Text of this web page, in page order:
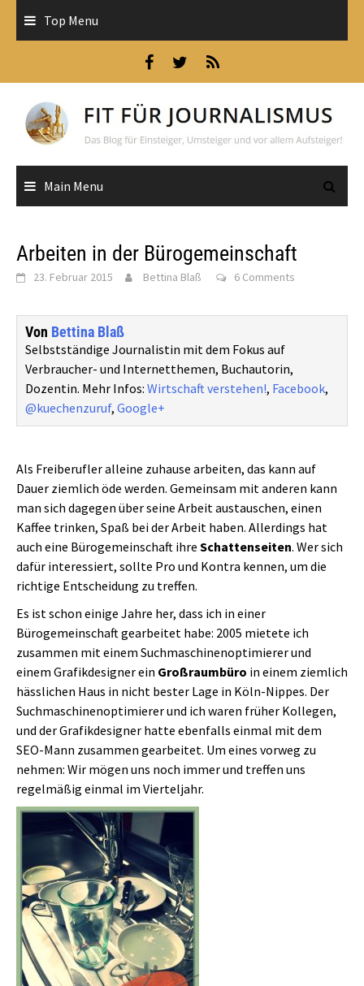
Top Menu
Main Menu
Arbeiten in der Bürogemeinschaft
23. Februar 2015 Bettina Blaß 6 Comments
Von Bettina Blaß
Selbstständige Journalistin mit dem Fokus auf
Verbraucher- und Internetthemen, Buchautorin,
Dozentin. Mehr Infos: Wirtschaft verstehen!, Facebook,
@kuechenzuruf, Google+
Als Freiberufler alleine zuhause arbeiten, das kann auf
Dauer ziemlich öde werden. Gemeinsam mit anderen kann
man sich dagegen über seine Arbeit austauschen, einen
Kaffee trinken, Spaß bei der Arbeit haben. Allerdings hat
auch eine Bürogemeinschaft ihre Schattenseiten. Wer sich
dafür interessiert, sollte Pro und Kontra kennen, um die
richtige Entscheidung zu treffen.
Es ist schon einige Jahre her, dass ich in einer
Bürogemeinschaft gearbeitet habe: 2005 mietete ich
zusammen mit einem Suchmaschinenoptimierer und
einem Grafikdesigner ein Großraumbüro in einem ziemlich
hässlichen Haus in nicht bester Lage in Köln-Nippes. Der
Suchmaschinenoptimierer und ich waren früher Kollegen,
und der Grafikdesigner hatte ebenfalls einmal mit dem
SEO-Mann zusammen gearbeitet. Um eines vorweg zu
nehmen: Wir mögen uns noch immer und treffen uns
regelmäßig einmal im Vierteljahr.